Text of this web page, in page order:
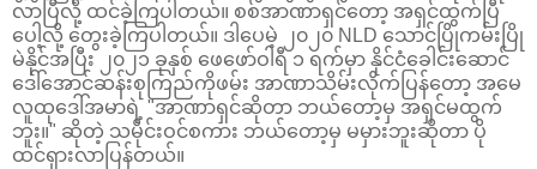
လာပြီလို့ ထင်ခဲ့ကြပါတယ်။ စစ်အာဏာရှင်တော့ အရှင်ထွက်ပြီ
ပေါ့လို့ တွေးခဲ့ကြပါတယ်။ ဒါပေမဲ့ ၂၀၂၀ NLD သောင်ပြိုကမ်းပြို
မဲနိုင်အပြီး ၂၀၂၁ ခုနှစ် ဖေဖော်ဝါရီ ၁ ရက်မှာ နိုင်ငံခေါင်းဆောင်
ဒေါ်အောင်ဆန်းစုကြည်ကိုဖမ်း အာဏာသိမ်းလိုက်ပြန်တော့ အမေ
လူထုဒေါ်အမာရဲ့ "အာဏာရှင်ဆိုတာ ဘယ်တော့မှ အရှင်မထွက်
ဘူး။" ဆိုတဲ့ သမိုင်းဝင်စကား ဘယ်တော့မှ မမှားဘူးဆိုတာ ပို
ထင်ရှားလာပြန်တယ်။